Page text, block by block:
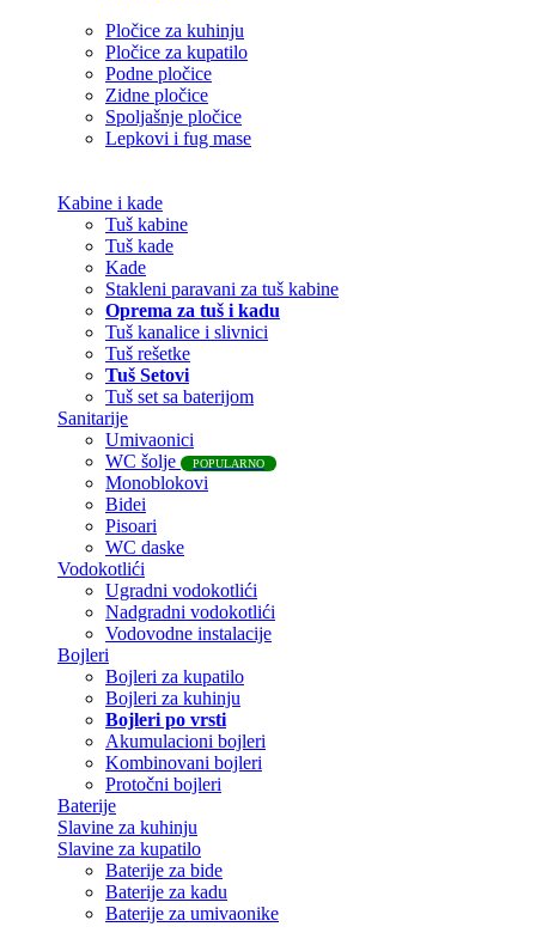
Pločice za kuhinju
Pločice za kupatilo
Podne pločice
Zidne pločice
Spoljašnje pločice
Lepkovi i fug mase
Kabine i kade
Tuš kabine
Tuš kade
Kade
Stakleni paravani za tuš kabine
Oprema za tuš i kadu
Tuš kanalice i slivnici
Tuš rešetke
Tuš Setovi
Tuš set sa baterijom
Sanitarije
Umivaonici
WC šolje
POPULARNO
Monoblokovi
Bidei
Pisoari
WC daske
Vodokotlići
Ugradni vodokotlići
Nadgradni vodokotlići
Vodovodne instalacije
Bojleri
Bojleri za kupatilo
Bojleri za kuhinju
Bojleri po vrsti
Akumulacioni bojleri
Kombinovani bojleri
Protočni bojleri
Baterije
Slavine za kuhinju
Slavine za kupatilo
Baterije za bide
Baterije za kadu
Baterije za umivaonike